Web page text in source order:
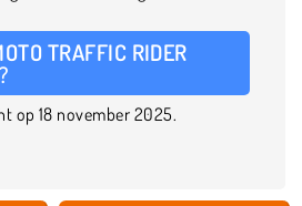
TRAFFIC RIDER
op 18 november 2025.